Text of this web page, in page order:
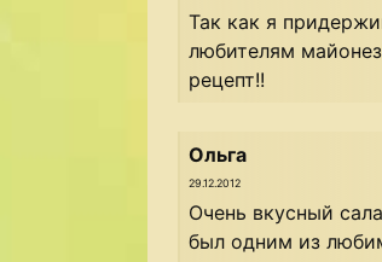
Так как я
любителям
рецепт!!
Ольга
29.12.2012
Очень вкусный
был одним из